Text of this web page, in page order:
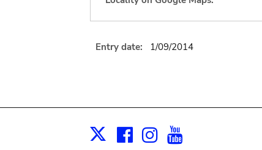
Entry date: 1/09/2014
X Facebook
Instagram